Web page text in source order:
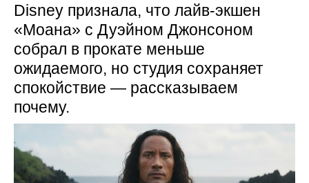
Disney признала, что лайв-экшен
«Моана» с Дуэйном Джонсоном
собрал в прокате меньше
ожидаемого, но студия сохраняет
спокойствие — рассказываем
почему.